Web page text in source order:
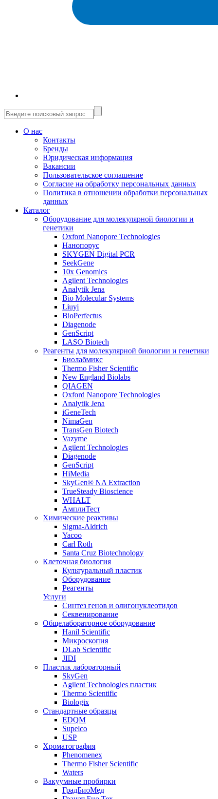
О нас
Контакты
Бренды
Юридическая информация
Вакансии
Пользовательское соглашение
Согласие на обработку персональных данных
Политика в отношении обработки персональных
данных
Каталог
Оборудование для молекулярной биологии и
генетики
Oxford Nanopore Technologies
Нанопорус
SKYGEN Digital PCR
SeekGene
10x Genomics
Agilent Technologies
Analytik Jena
Bio Molecular Systems
Liuyi
BioPerfectus
Diagenode
GenScript
LASO Biotech
Реагенты для молекулярной биологии и генетики
Биолабмикс
Thermo Fisher Scientific
New England Biolabs
QIAGEN
Oxford Nanopore Technologies
Analytik Jena
iGeneTech
NimaGen
TransGen Biotech
Vazyme
Agilent Technologies
Diagenode
GenScript
HiMedia
SkyGen® NA Extraction
TrueSteady Bioscience
WHALT
АмплиТест
Химические реактивы
Sigma-Aldrich
Yacoo
Carl Roth
Santa Cruz Biotechnology
Клеточная биология
Культуральный пластик
Оборудование
Реагенты
Услуги
Синтез генов и олигонуклеотидов
Секвенирование
Общелабораторное оборудование
Hanil Scientific
Микроскопия
DLab Scientific
JIDI
Пластик лабораторный
SkyGen
Agilent Technologies пластик
Thermo Scientific
Biologix
Стандартные образцы
EDQM
Supelco
USP
Хроматография
Phenomenex
Thermo Fisher Scientific
Waters
Вакуумные пробирки
ГрадБиоМед